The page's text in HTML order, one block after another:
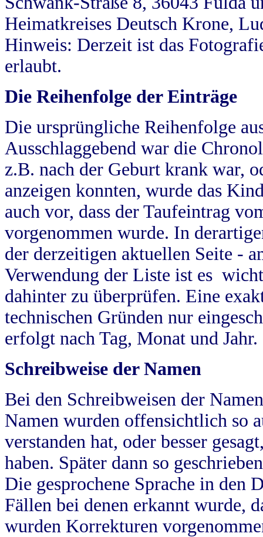
Heimatkreises Deutsch Krone,
Hinweis: Derzeit ist das
erlaubt.
Die Reihenfolge der Einträge
Die ursprüngliche Reihenfolge
Ausschlaggebend war die
z.B. nach der Geburt krank war,
anzeigen konnten, wurde das
auch vor, dass der Taufeintrag
vorgenommen wurde. In
der derzeitigen aktuellen Seite -
Verwendung der Liste ist es
dahinter zu überprüfen. Eine
technischen Gründen nur
erfolgt nach Tag, Monat und Jahr.
Schreibweise der Namen
Bei den Schreibweisen der
Namen wurden offensichtlich so
verstanden hat, oder besser
haben. Später dann so
Die gesprochene Sprache in
Fällen bei denen erkannt wurde,
wurden Korrekturen